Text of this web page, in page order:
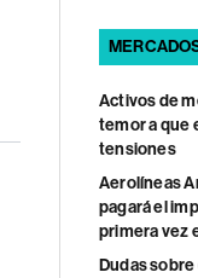
Activos de
temor a que
tensiones
Aerolíneas
pagará el
primera vez
Dudas